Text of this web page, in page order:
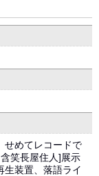
せめてレコードで
笑長屋住人]展示
生装置、落語ライ